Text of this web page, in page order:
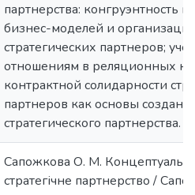
партнерства: конгруэнтность
бизнес-моделей и
стратегических партнеров;
отношениям в реляционных
контрактной солидарности
партнеров как основы создан
стратегического партнерства.
Сапожкова О. М.
стратегічне партнерство /